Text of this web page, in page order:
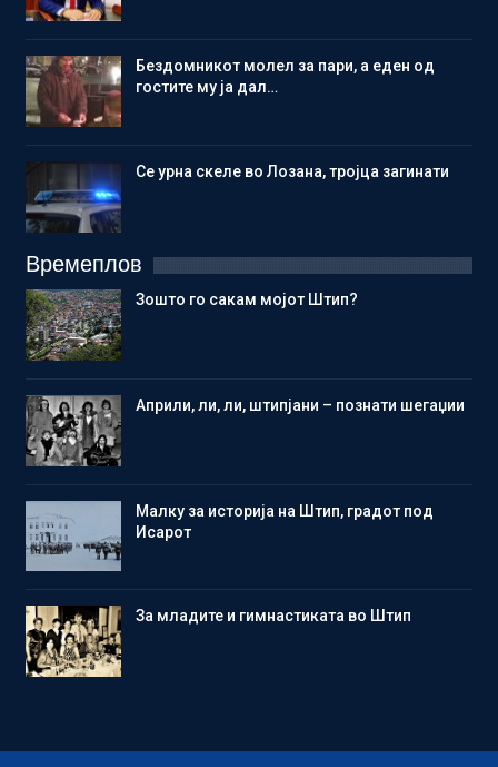
Бездомникот молел за пари, а еден од
гостите му ја дал…
Се урна скеле во Лозана, тројца загинати
Времеплов
Зошто го сакам мојот Штип?
Aприли, ли, ли, штипјани – познати шегаџии
Малку за историја на Штип, градот под
Исарот
Зa младите и гимнастиката во Штип